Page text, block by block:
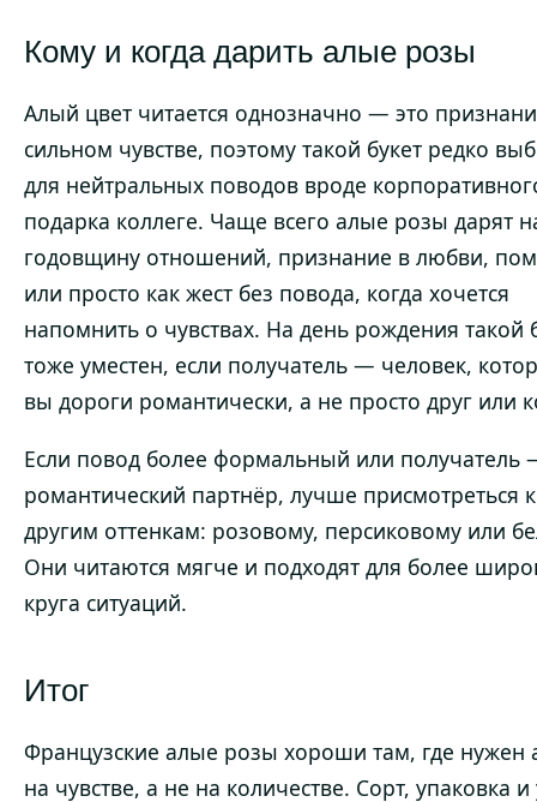
Кому и когда дарить алые розы
Алый цвет читается однозначно — это
сильном чувстве, поэтому такой букет редко
для нейтральных поводов вроде
подарка коллеге. Чаще всего алые розы дарят
годовщину отношений, признание в любви,
или просто как жест без повода, когда хочется
напомнить о чувствах. На день рождения такой
тоже уместен, если получатель — человек,
вы дороги романтически, а не просто друг или
Если повод более формальный или получатель
романтический партнёр, лучше присмотреться к
другим оттенкам: розовому, персиковому или
Они читаются мягче и подходят для более
круга ситуаций.
Итог
Французские алые розы хороши там, где нужен
на чувстве, а не на количестве. Сорт, упаковка и